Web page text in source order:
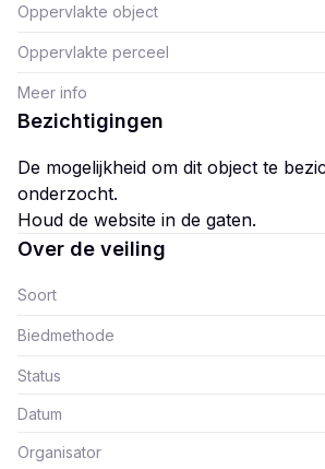
Oppervlakte object
Oppervlakte perceel
Meer info
Bezichtigingen
De mogelijkheid om dit object te
onderzocht.
Houd de website in de gaten.
Over de veiling
Soort
Biedmethode
Status
Datum
Organisator